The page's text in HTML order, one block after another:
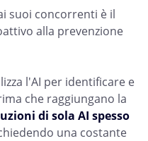
suoi concorrenti è il
alla prevenzione
l'AI per identificare e
che raggiungano la
di sola AI spesso
una costante